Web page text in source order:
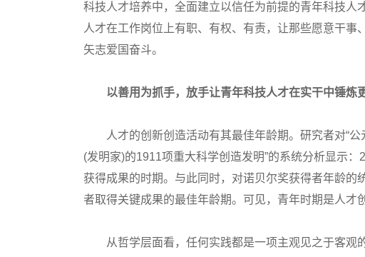
科技人才培养中，全面建立以信任为前提的青年科技
人才在工作岗位上有职、有权、有责，让那些愿意干事
矢志爱国奋斗。
以善用为抓手，放手让青年科技人才在实干中锤炼
人才的创新创造活动有其最佳年龄期。研究者对“公
(发明家)的1911项重大科学创造发明”的系统分析显示
获得成果的时期。与此同时，对诺贝尔奖获得者年龄
者取得关键成果的最佳年龄期。可见，青年时期是人才
从哲学层面看，任何实践都是一项主观见之于客观